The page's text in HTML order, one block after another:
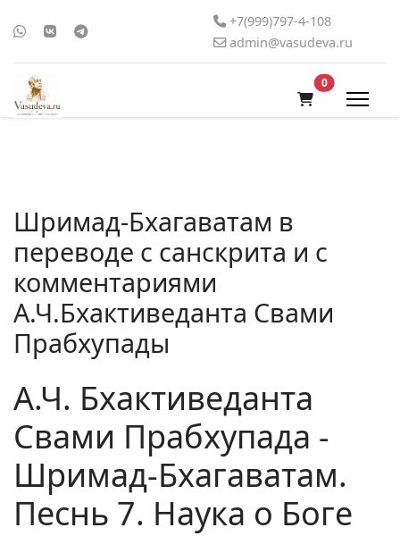
+7(999)797-4-108
admin@vasudeva.ru
0В корзину
Шримад-Бхагаватам в
переводе с санскрита и с
комментариями
А.Ч.Бхактиведанта Свами
Прабхупады
А.Ч. Бхактиведанта
Свами Прабхупада -
Шримад-Бхагаватам.
Песнь 7. Наука о Боге